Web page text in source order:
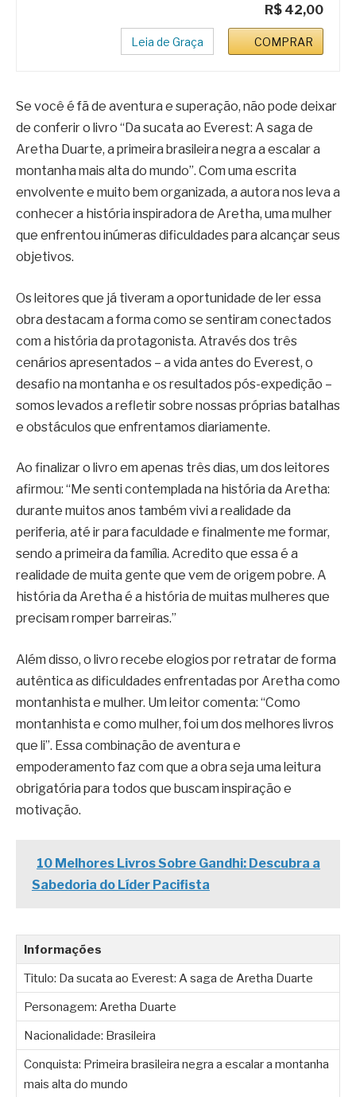
R$ 42,00
Leia de Graça COMPRAR
Se você é fã de aventura e superação, não pode deixar
de conferir o livro “Da sucata ao Everest: A saga de
Aretha Duarte, a primeira brasileira negra a escalar a
montanha mais alta do mundo”. Com uma escrita
envolvente e muito bem organizada, a autora nos leva a
conhecer a história inspiradora de Aretha, uma mulher
que enfrentou inúmeras dificuldades para alcançar seus
objetivos.
Os leitores que já tiveram a oportunidade de ler essa
obra destacam a forma como se sentiram conectados
com a história da protagonista. Através dos três
cenários apresentados – a vida antes do Everest, o
desafio na montanha e os resultados pós-expedição –
somos levados a refletir sobre nossas próprias batalhas
e obstáculos que enfrentamos diariamente.
Ao finalizar o livro em apenas três dias, um dos leitores
afirmou: “Me senti contemplada na história da Aretha:
durante muitos anos também vivi a realidade da
periferia, até ir para faculdade e finalmente me formar,
sendo a primeira da família. Acredito que essa é a
realidade de muita gente que vem de origem pobre. A
história da Aretha é a história de muitas mulheres que
precisam romper barreiras.”
Além disso, o livro recebe elogios por retratar de forma
autêntica as dificuldades enfrentadas por Aretha como
montanhista e mulher. Um leitor comenta: “Como
montanhista e como mulher, foi um dos melhores livros
que li”. Essa combinação de aventura e
empoderamento faz com que a obra seja uma leitura
obrigatória para todos que buscam inspiração e
motivação.
10 Melhores Livros Sobre Gandhi: Descubra a
Sabedoria do Líder Pacifista
Informações
Titulo: Da sucata ao Everest: A saga de Aretha Duarte
Personagem: Aretha Duarte
Nacionalidade: Brasileira
Conquista: Primeira brasileira negra a escalar a montanha
mais alta do mundo